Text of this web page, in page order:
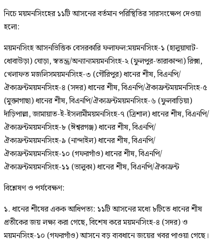
নিচে ময়মনসিংহের ১১টি আসনের বর্তমান পরিস্থিতির সারসংক্ষেপ দেওয়া
হলো:
ময়মনসিংহ আসনভিত্তিক বেসরকারি ফলাফল:ময়মনসিংহ-১ (হালুয়াঘাট-
ধোবাউড়া) ঘোড়া, স্বতন্ত্র/অন্যান্যময়মনসিংহ-২ (ফুলপুর-তারাকান্দা) রিক্সা,
খেলাফত মজলিসময়মনসিংহ-৩ (গৌরিপুর) ধানের শীষ, বিএনপি/
ঐক্যফ্রন্টময়মনসিংহ-৪ (সদর) ধানের শীষ, বিএনপি/ঐক্যফ্রন্টময়মনসিংহ-৫
(মুক্তাগাছা) ধানের শীষ, বিএনপি/ঐক্যফ্রন্টময়মনসিংহ-৬ (ফুলবাড়িয়া)
দাঁড়িপাল্লা, জামায়াত-ই-ইসলামীময়মনসিংহ-৭ (ত্রিশাল) ধানের শীষ, বিএনপি/
ঐক্যফ্রন্টময়মনসিংহ-৮ (ঈশ্বরগঞ্জ) ধানের শীষ, বিএনপি/
ঐক্যফ্রন্টময়মনসিংহ-৯ (নান্দাইল) ধানের শীষ, বিএনপি/
ঐক্যফ্রন্টময়মনসিংহ-১০ (গফরগাঁও) ধানের শীষ, বিএনপি/
ঐক্যফ্রন্টময়মনসিংহ-১১ (ভালুকা) ধানের শীষ, বিএনপি/ঐক্যফ্রন্ট
বিশ্লেষণ ও পর্যবেক্ষণ:
১. ধানের শীষের একক আধিপত্য: ১১টি আসনের মধ্যে ৮টিতে ধানের শীষ
প্রতীকের জয় লক্ষ্য করা গেছে, বিশেষ করে ময়মনসিংহ-৪ (সদর) ও
ময়মনসিংহ-১০ (গফরগাঁও) আসনে বড় ব্যবধানে জয়ের খবর পাওয়া গেছে।